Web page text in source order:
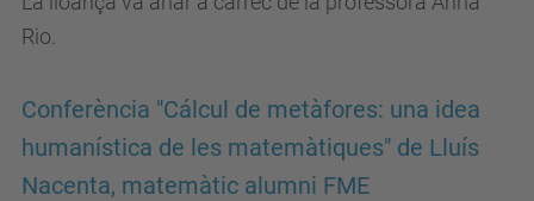
Rio.
Conferència "Cálcul de metàfores: una idea
humanística de les matemàtiques" de Lluís
Nacenta, matemàtic alumni FME